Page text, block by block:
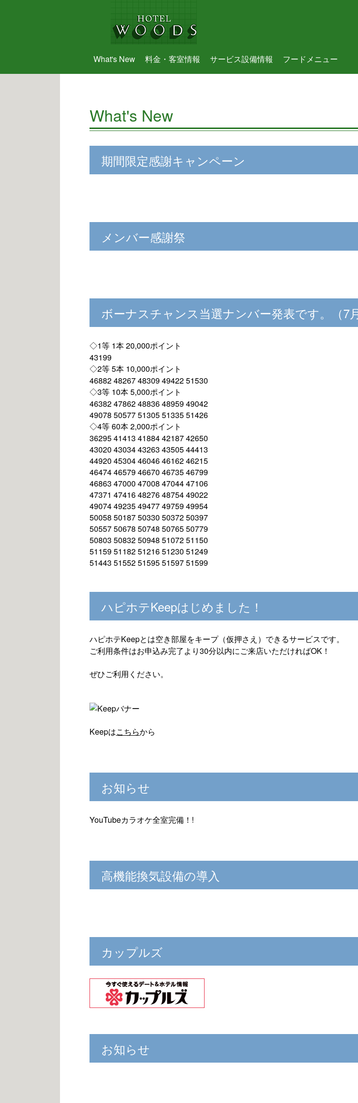
What's New 料金・客室情報 サービス設備情報 フードメニュー
What's New
期間限定感謝キャンペーン
メンバー感謝祭
ボーナスチャンス当選ナンバー発表です。（7
◇1等 1本 20,000ポイント
43199
◇2等 5本 10,000ポイント
46882 48267 48309 49422 51530
◇3等 10本 5,000ポイント
46382 47862 48836 48959 49042
49078 50577 51305 51335 51426
◇4等 60本 2,000ポイント
36295 41413 41884 42187 42650
43020 43034 43263 43505 44413
44920 45304 46046 46162 46215
46474 46579 46670 46735 46799
46863 47000 47008 47044 47106
47371 47416 48276 48754 49022
49074 49235 49477 49759 49954
50058 50187 50330 50372 50397
50557 50678 50748 50765 50779
50803 50832 50948 51072 51150
51159 51182 51216 51230 51249
51443 51552 51595 51597 51599
ハピホテKeepはじめました！
ハピホテKeepとは空き部屋をキープ（仮押さえ）できるサービスです。
ご利用条件はお申込み完了より30分以内にご来店いただければOK！
ぜひご利用ください。
Keepはこちらから
お知らせ
YouTubeカラオケ全室完備！!
高機能換気設備の導入
カップルズ
お知らせ